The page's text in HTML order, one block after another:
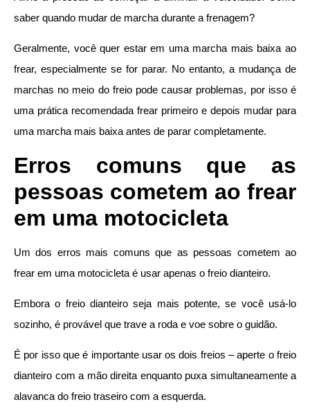
saber quando mudar de marcha durante a frenagem?
Geralmente, você quer estar em uma marcha mais baixa ao
frear, especialmente se for parar. No entanto, a mudança de
marchas no meio do freio pode causar problemas, por isso é
uma prática recomendada frear primeiro e depois mudar para
uma marcha mais baixa antes de parar completamente.
Erros comuns que as
pessoas cometem ao frear
em uma motocicleta
Um dos erros mais comuns que as pessoas cometem ao
frear em uma motocicleta é usar apenas o freio dianteiro.
Embora o freio dianteiro seja mais potente, se você usá-lo
sozinho, é provável que trave a roda e voe sobre o guidão.
É por isso que é importante usar os dois freios – aperte o freio
dianteiro com a mão direita enquanto puxa simultaneamente a
alavanca do freio traseiro com a esquerda.